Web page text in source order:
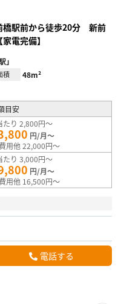
橋駅前から徒歩20分 新前
電完備】
」
積 48m²
目安
たり 2,800円～
円/月～
用他 22,000円～
たり 3,000円～
円/月～
用他 16,500円～
電話する